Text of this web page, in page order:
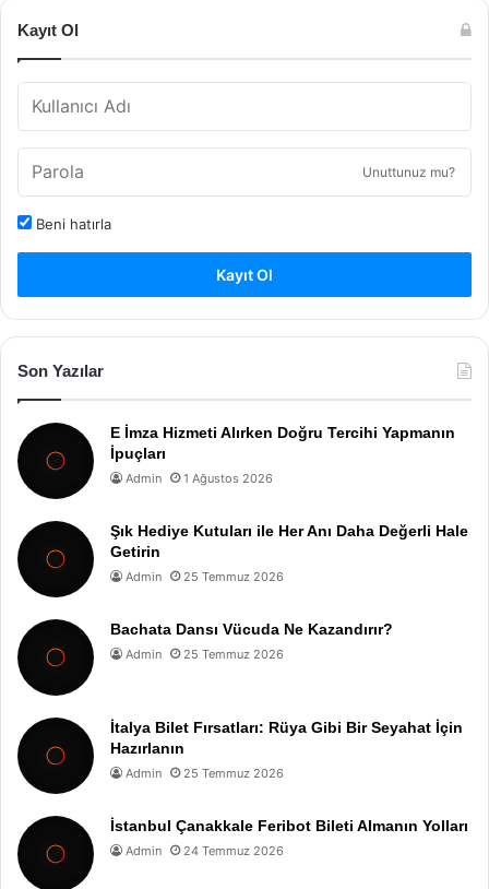
Kayıt Ol
Unuttunuz mu?
Beni hatırla
Kayıt Ol
Son Yazılar
E İmza Hizmeti Alırken Doğru Tercihi Yapmanın
İpuçları
Admin 1 Ağustos 2026
Şık Hediye Kutuları ile Her Anı Daha Değerli Hale
Getirin
Admin 25 Temmuz 2026
Bachata Dansı Vücuda Ne Kazandırır?
Admin 25 Temmuz 2026
İtalya Bilet Fırsatları: Rüya Gibi Bir Seyahat İçin
Hazırlanın
Admin 25 Temmuz 2026
İstanbul Çanakkale Feribot Bileti Almanın Yolları
Admin 24 Temmuz 2026